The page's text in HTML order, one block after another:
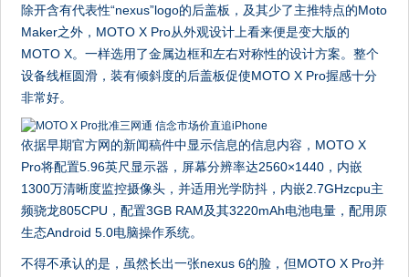
除开含有代表性“nexus”logo的后盖板，及其少了主推特点的Moto
Maker之外，MOTO X Pro从外观设计上看来便是变大版的
MOTO X。一样选用了金属边框和左右对称性的设计方案。整个
设备线框圆滑，装有倾斜度的后盖板促使MOTO X Pro握感十分
非常好。
依据早期官方网的新闻稿件中显示信息的信息内容，MOTO X
Pro将配置5.96英尺显示器，屏幕分辨率达2560×1440，内嵌
1300万清晰度监控摄像头，并适用光学防抖，内嵌2.7GHzcpu主
频骁龙805CPU，配置3GB RAM及其3220mAh电池电量，配用原
生态Android 5.0电脑操作系统。
不得不承认的是，虽然长出一张nexus 6的脸，但MOTO X Pro并